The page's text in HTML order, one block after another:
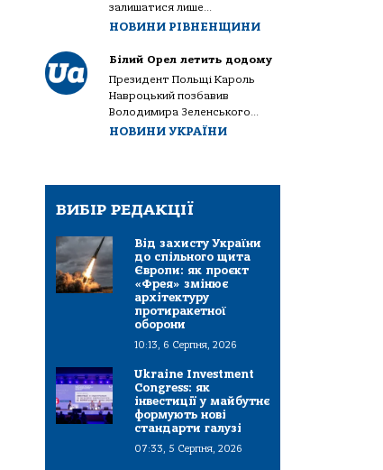
залишатися лише...
НОВИНИ РІВНЕНЩИНИ
Білий Орел летить додому
Президент Польщі Кароль
Навроцький позбавив
Володимира Зеленського...
НОВИНИ УКРАЇНИ
ВИБІР РЕДАКЦІЇ
Від захисту України
до спільного щита
Європи: як проєкт
«Фрея» змінює
архітектуру
протиракетної
оборони
10:13, 6 Серпня, 2026
Ukraine Investment
Congress: як
інвестиції у майбутнє
формують нові
стандарти галузі
07:33, 5 Серпня, 2026